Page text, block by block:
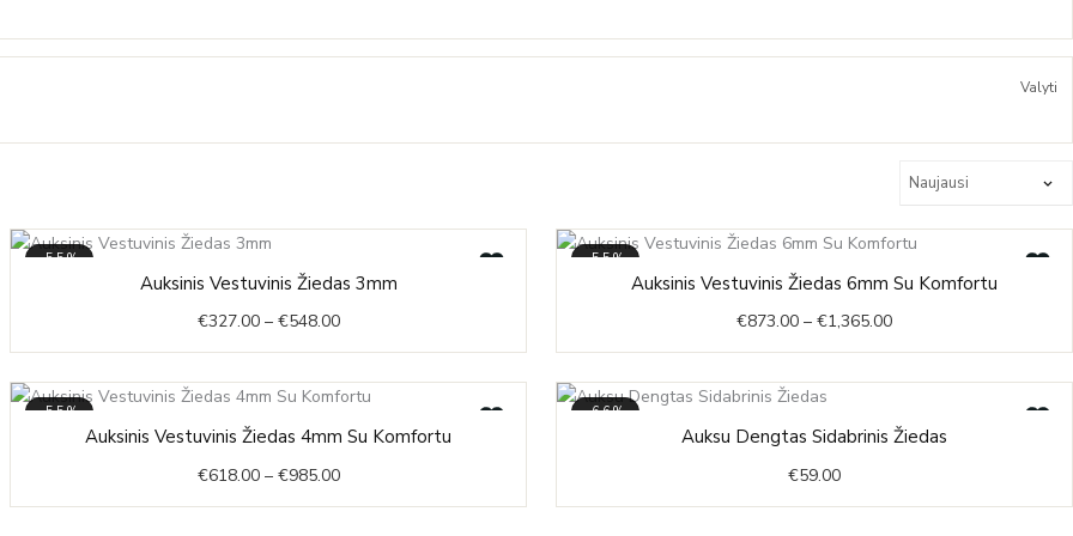
Valyti
-55%
Auksinis Vestuvinis Žiedas 3mm
€327.00 – €548.00
range:
€327.00
through
€548.00
-55%
Auksinis Vestuvinis Žiedas 6mm Su Komfortu
€873.00 – €1,365.00
range:
€873.00
through
€1,365.00
-55%
Auksinis Vestuvinis Žiedas 4mm Su Komfortu
€618.00 – €985.00€618.00
through
-66%
Auksu Dengtas Sidabrinis Žiedas
€59.00